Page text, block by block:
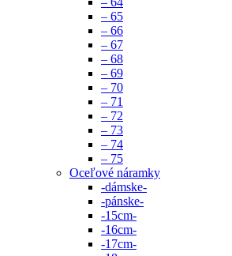
– 65
– 66
– 67
– 68
– 69
– 70
– 71
– 72
– 73
– 74
– 75
Oceľové náramky
-dámske-
-pánske-
-15cm-
-16cm-
-17cm-